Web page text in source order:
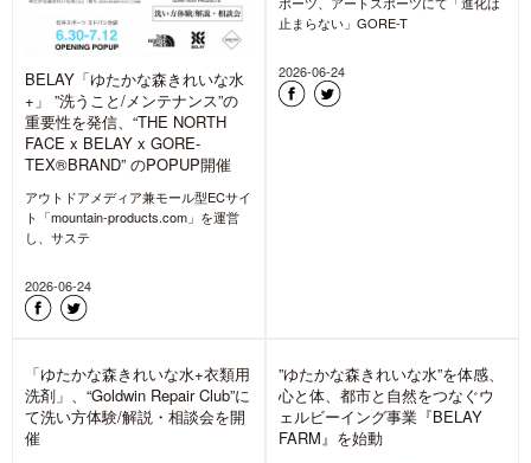
BELAY「ゆたかな森きれいな水
+」 ”洗うこと/メンテナンス”の
重要性を発信、“THE NORTH
FACE x BELAY x GORE-
TEX®BRAND” のPOPUP開催
アウトドアメディア兼モール型ECサイ
ト「mountain-products.com」を運営
し、サステ
2026-06-24
「ゆたかな森きれいな水+衣類用
洗剤」、“Goldwin Repair Club”に
て洗い方体験/解説・相談会を開
催
”ゆたかな森きれいな水”を体感、
心と体、都市と自然をつなぐウ
ェルビーイング事業『BELAY
FARM』を始動